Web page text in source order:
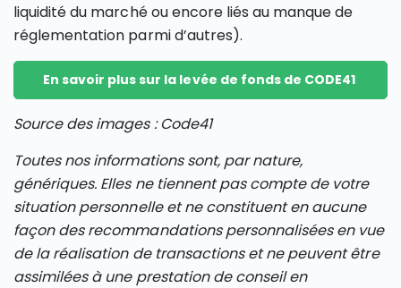
liquidité du marché ou encore liés au manque de
réglementation parmi d’autres).
En savoir plus sur la levée de fonds de CODE41
Source des images : Code41
Toutes nos informations sont, par nature,
génériques. Elles ne tiennent pas compte de votre
situation personnelle et ne constituent en aucune
façon des recommandations personnalisées en vue
de la réalisation de transactions et ne peuvent être
assimilées à une prestation de conseil en